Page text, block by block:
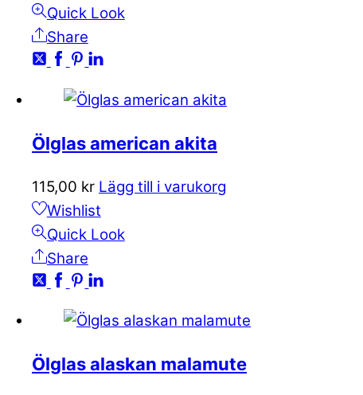
Quick Look
Share
Ölglas american akita
115,00 kr Lägg till i varukorg
Wishlist
Quick Look
Share
Ölglas alaskan malamute